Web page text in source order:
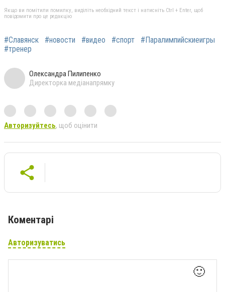
Якщо ви помітили помилку, виділіть необхідний текст і натисніть Ctrl + Enter, щоб
повідомити про це редакцію
#Славянск #новости #видео #спорт
#Паралимпийскиеигры
#тренер
Олександра Пилипенко
Директорка медіанапрямку
Авторизуйтесь, щоб оцінити
Коментарі
Авторизуватись
🙂